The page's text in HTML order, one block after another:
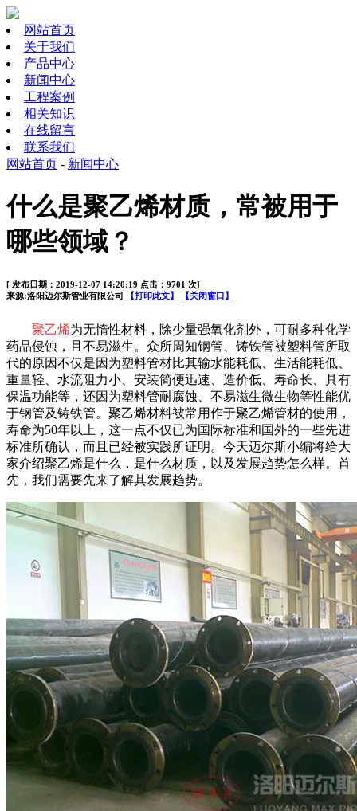
网站首页
关于我们
产品中心
新闻中心
工程案例
相关知识
在线留言
联系我们
网站首页 - 新闻中心
什么是聚乙烯材质，常被用于
哪些领域？
[ 发布日期：2019-12-07 14:20:19 点击：9701 次]
来源:洛阳迈尔斯管业有限公司
【打印此文】 【关闭窗口】
聚乙烯为无惰性材料，除少量强氧化剂外，可耐多种化学
药品侵蚀，且不易滋生。众所周知钢管、铸铁管被塑料管所取
代的原因不仅是因为塑料管材比其输水能耗低、生活能耗低、
重量轻、水流阻力小、安装简便迅速、造价低、寿命长、具有
保温功能等，还因为塑料管耐腐蚀、不易滋生微生物等性能优
于钢管及铸铁管。聚乙烯材料被常用作于聚乙烯管材的使用，
寿命为50年以上，这一点不仅已为国际标准和国外的一些先进
标准所确认，而且已经被实践所证明。今天迈尔斯小编将给大
家介绍聚乙烯是什么，是什么材质，以及发展趋势怎么样。首
先，我们需要先来了解其发展趋势。